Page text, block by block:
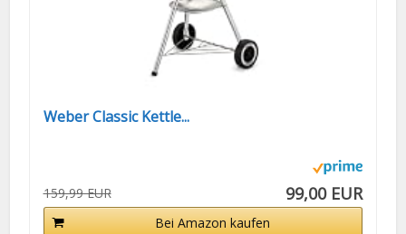
Weber Classic Kettle...
159,99 EUR 99,00 EUR
Bei Amazon kaufen